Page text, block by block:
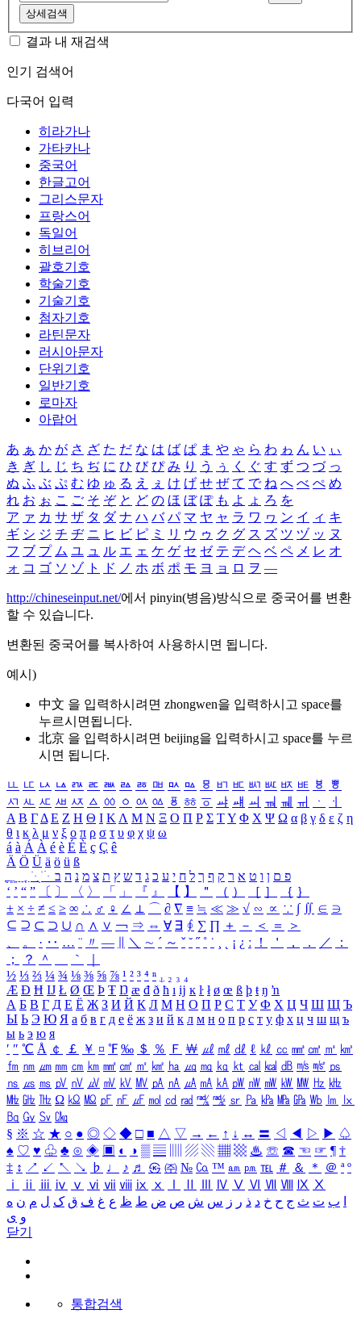
상세검색
결과 내 재검색
인기 검색어
다국어 입력
히라가나
가타카나
중국어
한글고어
그리스문자
프랑스어
독일어
히브리어
괄호기호
학술기호
기술기호
첨자기호
라틴문자
러시아문자
단위기호
일반기호
로마자
아랍어
あ ぁ か が さ ざ た だ な は ば ぱ ま や ゃ ら わ ゎ ん い ぃ
き ぎ し じ ち ぢ に ひ び ぴ み り う ぅ く ぐ す ず つ づ っ
ぬ ふ ぶ ぷ む ゆ ゅ る え ぇ け げ せ ぜ て で ね へ べ ぺ め
れ お ぉ こ ご そ ぞ と ど の ほ ぼ ぽ も よ ょ ろ を
ア ァ カ サ ザ タ ダ ナ ハ バ パ マ ヤ ャ ラ ワ ヮ ン イ ィ キ
ギ シ ジ チ ヂ ニ ヒ ビ ピ ミ リ ウ ゥ ク グ ス ズ ツ ヅ ッ ヌ
フ ブ プ ム ユ ュ ル エ ェ ケ ゲ セ ゼ テ デ ヘ ベ ペ メ レ オ
ォ コ ゴ ソ ゾ ト ド ノ ホ ボ ポ モ ヨ ョ ロ ヲ ―
http://chineseinput.net/에서 pinyin(병음)방식으로 중국어를 변환
할 수 있습니다.
변환된 중국어를 복사하여 사용하시면 됩니다.
예시)
中文 을 입력하시려면 zhongwen을 입력하시고 space를
누르시면됩니다.
北京 을 입력하시려면 beijing을 입력하시고 space를 누르
시면 됩니다.
ㅥ ㅦ ㅧ ㅨ ㅩ ㅪ ㅫ ㅬ ㅭ ㅮ ㅯ ㅰ ㅱ ㅲ ㅳ ㅴ ㅵ ㅶ ㅷ ㅸ
ㅹ
ㅺ ㅻ ㅼ ㅽ ㅾ ㅿ ㆀ ㆁ ㆂ ㆃ ㆄ ㆅ ㆆ ㆇ ㆈ ㆉ ㆊ ㆋ ㆌ ㆍ
ㆎ
Α Β ΓΔ Ε Ζ Η Θ Ι ΚΛ Μ Ν Ξ Ο Π Ρ Σ ΤΥ Φ Χ Ψ Ω α β γ δ ε ζ η
θ ι κ λ μ ν ξ ο π ρ σ τ υ φ χ ψ ω
á à Á À é è É È ç Ç ê
Ä Ö Ü ä ö ü ß
ִֶֹ ֻּ ׁׂ פ ם ן ו ט א ר ק ף ך ל ח י ע כ ג ד ש ץ ת צ מ נ ה ב
‘ ’ “ ” 〔 〕 〈 〉 「 」 『 』 【 】 ＂ （ ） ［ ］ ｛ ｝
± × ÷ ≠ ≤ ≥ ∞ ∴ ♂ ♀ ∠ ⊥ ⌒ ∂ ∇ ≡ ≒ ≪ ≫ √ ∽ ∝ ∵ ∫ ∬ ∈ ∋
⊆ ⊇ ⊂ ⊃ ∪ ∩ ∧ ∨ ￢ ⇒ ⇔ ∀ ∃ ∮ ∑ ∏ ＋ － ＜ ＝
＞
、
。 · ‥ … ¨ 〃 ― ＼ ∼ ´ ～ ˇ ˘ ˝ ˚ ˙ ¸ ¡ ¿ ː ！ ＇ ， ． ／
：
；
？ ＾ ｀
½ ⅓ ⅔ ¼ ¾ ⅛ ⅜ ⅝ ⅞ ¹ ² ³ ⁴ ⁿ ₁ ₂ ₃ ₄
Æ Ð Ħ Ĳ Ł Ø Œ Þ Ŧ Ŋ æ đ ð ħ ı ĳ ĸ ŀ ł ø œ ß þ ŧ ŋ ŉ
А Б В Г Д Е Ё Ж З И Й К Л М Н О П Р С Т У Ф Х Ц Ч Ш Щ Ъ
Ы Ь Э Ю Я а б в г д е ё ж з и й к л м н о п р с т у ф х ц ч ш щ ъ
ы ь э ю я
′ ″ ℃ Å ￠ ￡ ￥ ¤ ℉ ‰ ＄ ％ Ｆ ￦ ㎕ ㎖ ㎗ ℓ ㎘ ㏄ ㎣ ㎤ ㎥ ㎦
㎙ ㎚ ㎛ ㎜ ㎝ ㎞ ㎟ ㎠ ㎡ ㎢ ㏊ ㎍ ㎎ ㎏ ㏏ ㎈ ㎉ ㏈ ㎧ ㎨ ㎰
㎱ ㎲ ㎳ ㎴ ㎵ ㎶ ㎷ ㎸ ㎹ ㎀ ㎁ ㎂ ㎃ ㎄ ㎺ ㎻ ㎽ ㎾ ㎿ ㎐ ㎑
㎒ ㎓ ㎔ Ω ㏀ ㏁ ㎊ ㎋ ㎌ ㏖ ㏅ ㎭ ㎮ ㎯ ㏛ ㎩ ㎪ ㎫ ㎬ ㏝ ㏐
㏓
㏃ ㏉ ㏜ ㏆
§ ※ ☆ ★ ○ ● ◎ ◇ ◆ □ ■ △ ▽ → ← ↑ ↓ ↔ 〓 ◁ ◀ ▷ ▶ ♤
♠ ♡ ♥ ♧ ♣ ⊙ ◈ ▣ ◐ ◑ ▒ ▤ ▨ ▧ ▦ ▩ ♨ ☏ ☎ ☜ ☞ ¶ †
‡ ↕ ↗ ↙ ↖ ↘ ♭ ♩ ♪ ♬ ㉿ ㈜ № ㏇ ™ ㏂ ㏘ ℡ ＃ ＆ ＊ ＠ ª º
ⅰ
ⅱ ⅲ ⅳ ⅴ ⅵ ⅶ ⅷ ⅸ ⅹ Ⅳ Ⅴ Ⅵ Ⅶ Ⅷ Ⅸ Ⅹ
ب ت ث ج ح خ د ذ ر ز س ش ص ض ط ظ ع غ ف ق ک ل م ن ه
و ی
닫기
통합검색